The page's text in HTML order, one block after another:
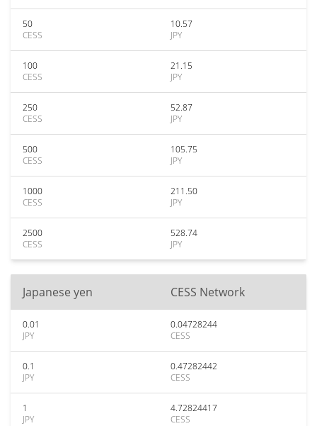
50
CESS
10.57
JPY
100
CESS
21.15
JPY
250
CESS
52.87
JPY
500
CESS
105.75
JPY
1000
CESS
211.50
JPY
2500
CESS
528.74
JPY
Japanese yen CESS Network
0.01
JPY
0.04728244
CESS
0.1
JPY
0.47282442
CESS
1
JPY
4.72824417
CESS